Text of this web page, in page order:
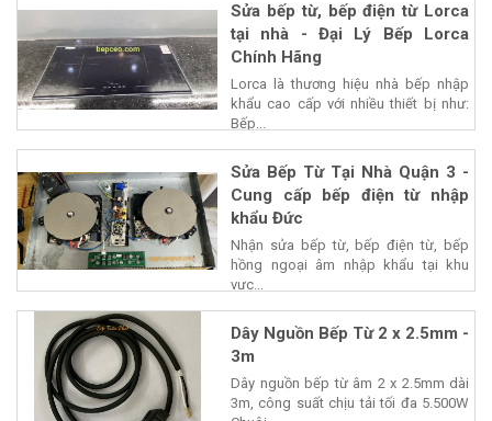
Sửa bếp từ, bếp điện từ Lorca
tại nhà - Đại Lý Bếp Lorca
Chính Hãng
Lorca là thương hiệu nhà bếp nhập
khẩu cao cấp với nhiều thiết bị như:
Bếp...
Sửa Bếp Từ Tại Nhà Quận 3 -
Cung cấp bếp điện từ nhập
khẩu Đức
Nhận sửa bếp từ, bếp điện từ, bếp
hồng ngoại âm nhập khẩu tại khu
vực...
Dây Nguồn Bếp Từ 2 x 2.5mm -
3m
Dây nguồn bếp từ âm 2 x 2.5mm dài
3m, công suất chịu tải tối đa 5.500W